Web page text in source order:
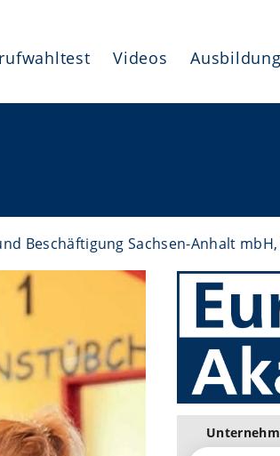
Videos
Beschäftigung Sachsen-Anhalt